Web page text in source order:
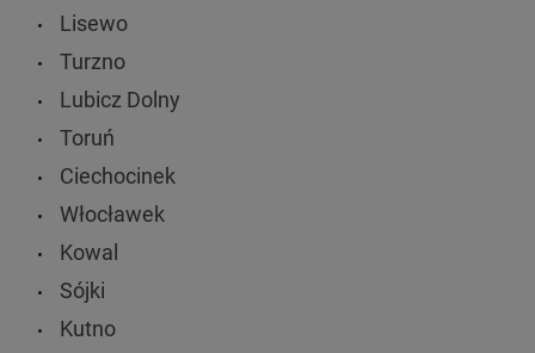
Lisewo
Turzno
Lubicz Dolny
Toruń
Ciechocinek
Włocławek
Kowal
Sójki
Kutno